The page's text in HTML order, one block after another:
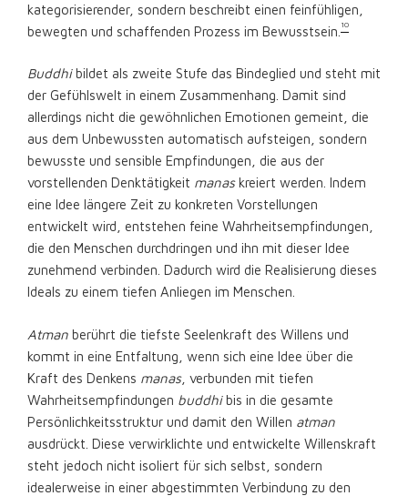
kategorisierender, sondern beschreibt einen feinfühligen,
bewegten und schaffenden Prozess im Bewusstsein. 10
Buddhibildet als zweite Stufe das Bindeglied und steht mit
der Gefühlswelt in einem Zusammenhang. Damit sind
allerdings nicht die gewöhnlichen Emotionen gemeint, die
aus dem Unbewussten automatisch aufsteigen, sondern
bewusste und sensible Empfindungen, die aus der
vorstellenden Denktätigkeit manaskreiert werden. Indem
eine Idee längere Zeit zu konkreten Vorstellungen
entwickelt wird, entstehen feine Wahrheitsempfindungen,
die den Menschen durchdringen und ihn mit dieser Idee
zunehmend verbinden. Dadurch wird die Realisierung dieses
Ideals zu einem tiefen Anliegen im Menschen.
Atman berührt die tiefste Seelenkraft des Willens und
kommt in eine Entfaltung, wenn sich eine Idee über die
Kraft des Denkens manas, verbunden mit tiefen
Wahrheitsempfindungen buddhibis in die gesamte
Persönlichkeitsstruktur und damit den Willen atman
ausdrückt. Diese verwirklichte und entwickelte Willenskraft
steht jedoch nicht isoliert für sich selbst, sondern
idealerweise in einer abgestimmten Verbindung zu den